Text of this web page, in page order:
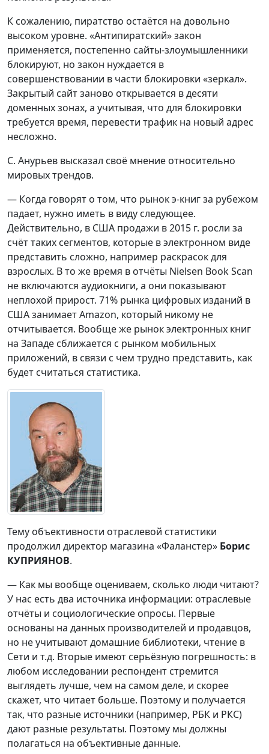
К сожалению, пиратство остаётся на довольно
высоком уровне. «Антипиратский» закон
применяется, постепенно сайты-злоумышленники
блокируют, но закон нуждается в
совершенствовании в части блокировки «зеркал».
Закрытый сайт заново открывается в десяти
доменных зонах, а учитывая, что для блокировки
требуется время, перевести трафик на новый адрес
несложно.
С. Анурьев высказал своё мнение относительно
мировых трендов.
— Когда говорят о том, что рынок э-книг за рубежом
падает, нужно иметь в виду следующее.
Действительно, в США продажи в 2015 г. росли за
счёт таких сегментов, которые в электронном виде
представить сложно, например раскрасок для
взрослых. В то же время в отчёты Nielsen Book Scan
не включаются аудиокниги, а они показывают
неплохой прирост. 71% рынка цифровых изданий в
США занимает Amazon, который никому не
отчитывается. Вообще же рынок электронных книг
на Западе сближается с рынком мобильных
приложений, в связи с чем трудно представить, как
будет считаться статистика.
Тему объективности отраслевой статистики
продолжил директор магазина «Фаланстер» Борис
КУПРИЯНОВ.
— Как мы вообще оцениваем, сколько люди читают?
У нас есть два источника информации: отраслевые
отчёты и социологические опросы. Первые
основаны на данных производителей и продавцов,
но не учитывают домашние библиотеки, чтение в
Сети и т.д. Вторые имеют серьёзную погрешность: в
любом исследовании респондент стремится
выглядеть лучше, чем на самом деле, и скорее
скажет, что читает больше. Поэтому и получается
так, что разные источники (например, РБК и РКС)
дают разные результаты. Поэтому мы должны
полагаться на объективные данные.